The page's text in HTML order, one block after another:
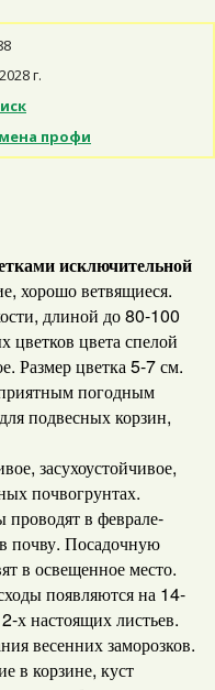
г.
профи
исключительной
хорошо ветвящиеся.
длиной до 80-100
цвета спелой
Размер цветка 5-7 см.
погодным
подвесных корзин,
засухоустойчивое,
почвогрунтах.
в феврале-
почву. Посадочную
в освещенное место.
появляются на 14-
х настоящих листьев.
весенних заморозков.
в корзине, куст